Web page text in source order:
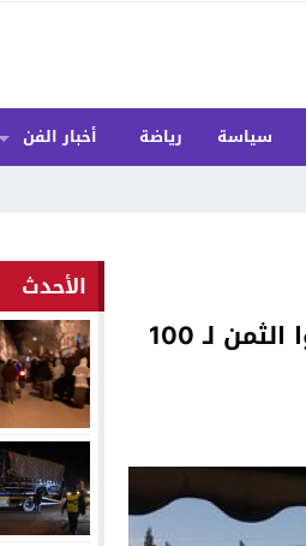
سياسة رياضة أخبار الفن
صحاب الطاكسيات البويض فمحطة باب فتوح دارو اللي بغاو وطلعوا الثمن لـ 100
الأحدث